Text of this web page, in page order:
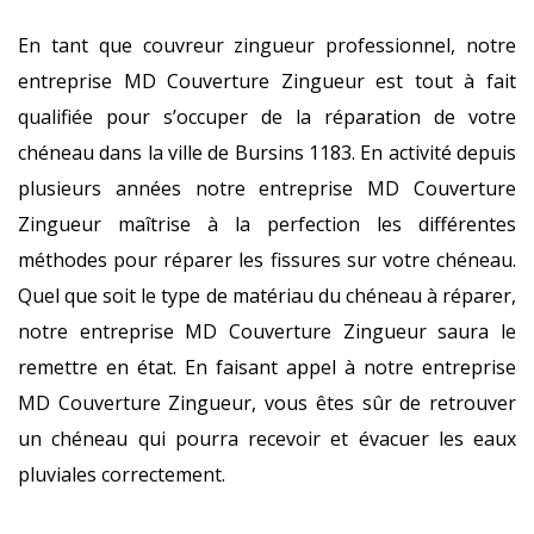
En tant que couvreur zingueur professionnel, notre
entreprise MD Couverture Zingueur est tout à fait
qualifiée pour s’occuper de la réparation de votre
chéneau dans la ville de Bursins 1183. En activité depuis
plusieurs années notre entreprise MD Couverture
Zingueur maîtrise à la perfection les différentes
méthodes pour réparer les fissures sur votre chéneau.
Quel que soit le type de matériau du chéneau à réparer,
notre entreprise MD Couverture Zingueur saura le
remettre en état. En faisant appel à notre entreprise
MD Couverture Zingueur, vous êtes sûr de retrouver
un chéneau qui pourra recevoir et évacuer les eaux
pluviales correctement.